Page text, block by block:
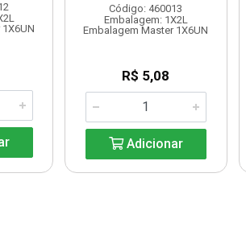
Código: 460013
Embalagem: 1X2L
Embalagem Master 1X6UN
R$ 5,08
Adicionar